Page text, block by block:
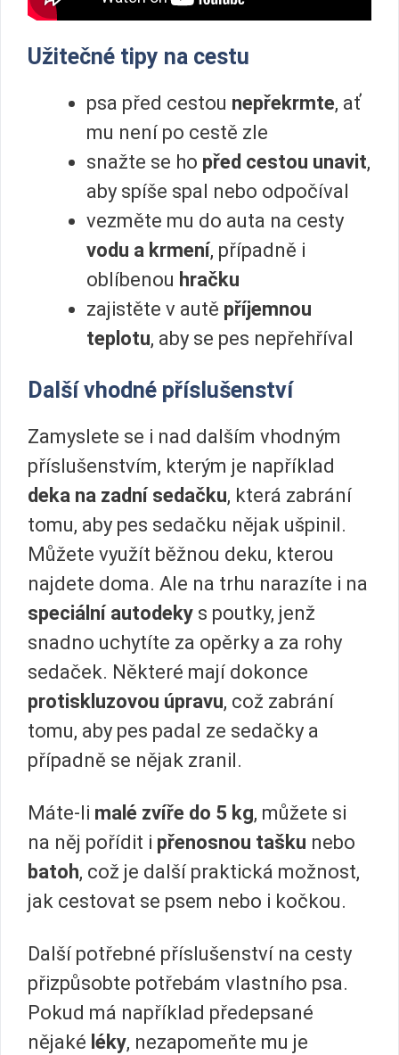
Užitečné tipy na cestu
psa před cestou nepřekrmte, ať
mu není po cestě zle
snažte se ho před cestou unavit,
aby spíše spal nebo odpočíval
vezměte mu do auta na cesty
vodu a krmení, případně i
oblíbenou hračku
zajistěte v autě příjemnou
teplotu, aby se pes nepřehříval
Další vhodné příslušenství
Zamyslete se i nad dalším vhodným
příslušenstvím, kterým je například
deka na zadní sedačku, která zabrání
tomu, aby pes sedačku nějak ušpinil.
Můžete využít běžnou deku, kterou
najdete doma. Ale na trhu narazíte i na
speciální autodeky s poutky, jenž
snadno uchytíte za opěrky a za rohy
sedaček. Některé mají dokonce
protiskluzovou úpravu, což zabrání
tomu, aby pes padal ze sedačky a
případně se nějak zranil.
Máte-li malé zvíře do 5 kg, můžete si
na něj pořídit i přenosnou tašku nebo
batoh, což je další praktická možnost,
jak cestovat se psem nebo i kočkou.
Další potřebné příslušenství na cesty
přizpůsobte potřebám vlastního psa.
Pokud má například předepsané
nějaké léky, nezapomeňte mu je